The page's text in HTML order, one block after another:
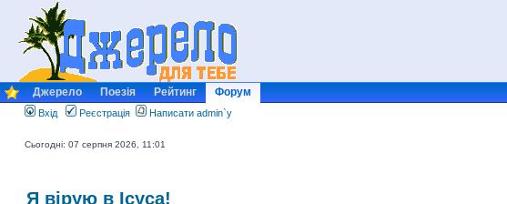
Джерело Поезія Рейтинг Форум
Вхід Реєстрація Написати admin`у
Сьогодні: 07 серпня 2026, 11:01
Я вірую в Ісуса!